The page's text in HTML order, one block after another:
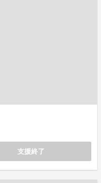
支援終了